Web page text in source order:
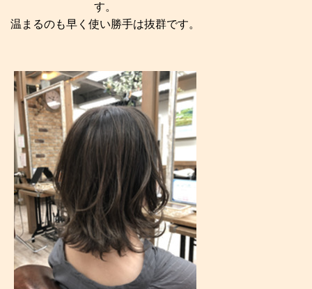
す。
温まるのも早く使い勝手は抜群です。